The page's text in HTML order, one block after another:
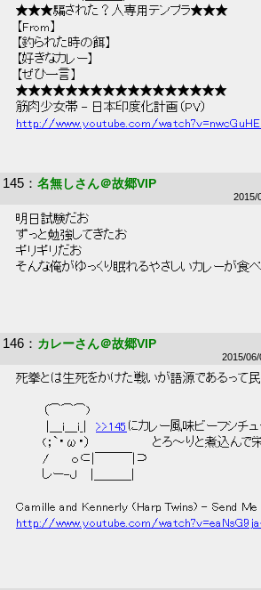
★★★騙された？人専用テンプラ★★★
【From】
【釣られた時の餌】
【好きなカレー】
【ぜひ一言】
★★★★★★★★★★★★★★★★★
筋肉少女帯 - 日本印度化計画（PV）
http://www.youtube.com/
145 ： 名無しさん＠故郷VIP
2015/
明日試験だお
ずっと勉強してきたお
ギリギリだお
そんな俺がゆっくり眠れるやさしいカレーが食
146 ： カレーさん＠故郷VIP
2015/
死拳とは生死をかけた戦いが語源であるって
（⌒⌒⌒)
|＿i＿i_| >>145 にカレー風味ビーフシチ
(；`・ω・）　　　　　　　とろ～りと煮込ん
/　　 ｏ⊂|￣￣￣|⊃
しー-Ｊ　 |＿＿＿|
Camille and Kennerly (Harp Twins) - Send Me
http://www.youtube.com/